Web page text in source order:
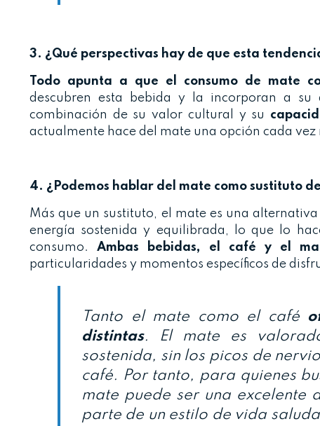
3. ¿Qué perspectivas hay de que esta
Todo apunta a que el consumo de mate
descubren esta bebida y la incorporan a
combinación de su valor cultural y su
actualmente hace del mate una opción cada
4. ¿Podemos hablar del mate como sustituto
Más que un sustituto, el mate es una
energía sostenida y equilibrada, lo que lo
consumo.Ambas bebidas, el café y el
particularidades y momentos específicos de
Tanto el mate como el café
distintas. El mate es
sostenida, sin los picos de
café. Por tanto, para quienes
mate puede ser una excelente
parte de un estilo de vida